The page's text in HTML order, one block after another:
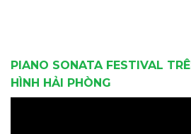
PIANO SONATA FESTIVAL
HÌNH HẢI PHÒNG